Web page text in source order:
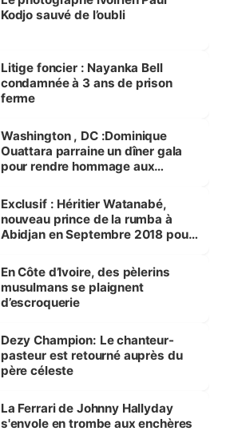
Kodjo sauvé de l’oubli
Litige foncier : Nayanka Bell
condamnée à 3 ans de prison
ferme
Washington , DC :Dominique
Ouattara parraine un dîner gala
pour rendre hommage aux
Exclusif : Héritier Watanabé,
nouveau prince de la rumba à
Abidjan en Septembre 2018 pour
En Côte d’Ivoire, des pèlerins
musulmans se plaignent
d’escroquerie
Dezy Champion: Le chanteur-
pasteur est retourné auprès du
père céleste
La Ferrari de Johnny Hallyday
s'envole en trombe aux enchères